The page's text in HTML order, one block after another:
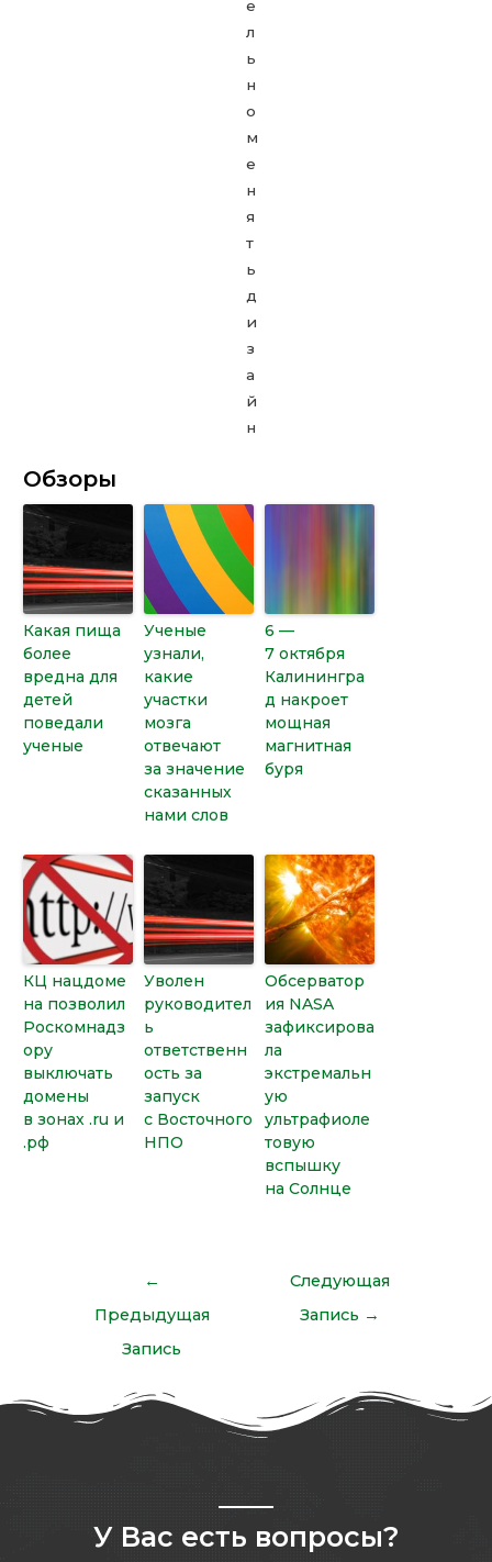
Обзоры
Какая пища
более
вредна для
детей
поведали
ученые
Ученые
узнали,
какие
участки
мозга
отвечают
за значение
сказанных
нами слов
6 —
7 октября
Калинингра
д накроет
мощная
магнитная
буря
КЦ нацдоме
на позволил
Роскомнадз
ору
выключать
домены
в зонах .ru и
.рф
Уволен
руководител
ь
ответственн
ость за
запуск
с Восточного
НПО
Обсерватор
ия NASA
зафиксирова
ла
экстремальн
ую
ультрафиоле
товую
вспышку
на Солнце
←
Предыдущая
Запись
Следующая
Запись →
У Вас есть вопросы?